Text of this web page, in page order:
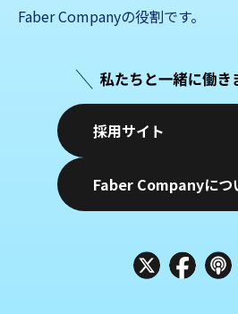
Faber Companyの役割です。
採用サイト
Faber Companyにつ